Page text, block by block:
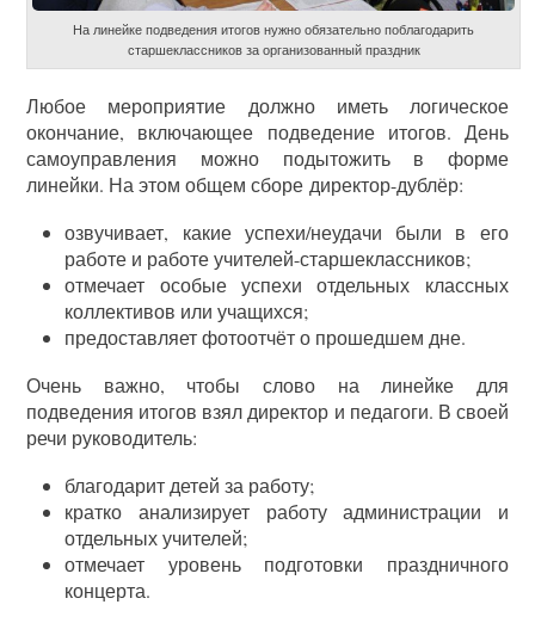
На линейке подведения итогов нужно обязательно поблагодарить
старшеклассников за организованный праздник
Любое мероприятие должно иметь логическое
окончание, включающее подведение итогов. День
самоуправления можно подытожить в форме
линейки. На этом общем сборе директор-дублёр:
озвучивает, какие успехи/неудачи были в его
работе и работе учителей-старшеклассников;
отмечает особые успехи отдельных классных
коллективов или учащихся;
предоставляет фотоотчёт о прошедшем дне.
Очень важно, чтобы слово на линейке для
подведения итогов взял директор и педагоги. В своей
речи руководитель:
благодарит детей за работу;
кратко анализирует работу администрации и
отдельных учителей;
отмечает уровень подготовки праздничного
концерта.